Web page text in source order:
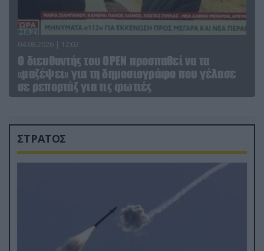
04.08.2026 | 12:02
O διευθυντής του OPEN προσπαθεί να τα
«μαζέψει» για τη δημοσιογράφο που γέλασε
σε ρεπορτάζ για τις φωτιές
ΣΤΡΑΤΟΣ